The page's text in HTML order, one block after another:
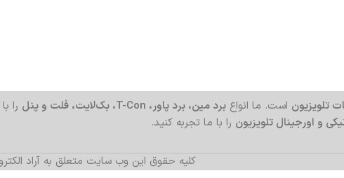
تلویزیون است. ما انواع برد مین، برد پاور، T-Con، بک‌لایت، فلت و پنل را با
و اورجینال تلویزیون را با ما تجربه کنید.
کلیه حقوق این وب سایت متعلق به آراد